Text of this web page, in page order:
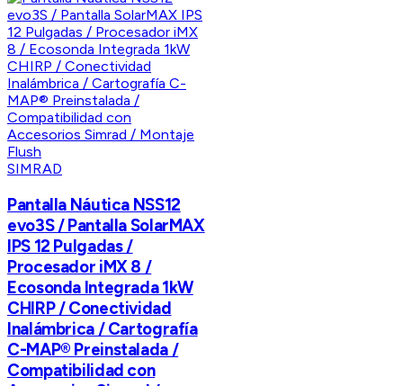
SIMRAD
Pantalla Náutica NSS12
evo3S / Pantalla SolarMAX
IPS 12 Pulgadas /
Procesador iMX 8 /
Ecosonda Integrada 1kW
CHIRP / Conectividad
Inalámbrica / Cartografía
C-MAP® Preinstalada /
Compatibilidad con